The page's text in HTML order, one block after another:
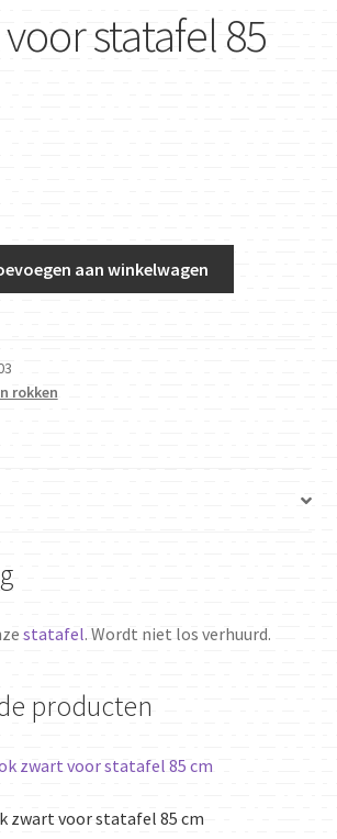
statafel 85
aan winkelwagen
rokken
statafel. Wordt niet los verhuurd.
producten
zwart voor statafel 85 cm